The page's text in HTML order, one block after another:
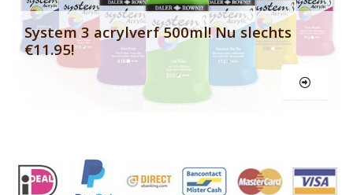
System 3 acrylverf 500ml! Nu slechts
€11.95!